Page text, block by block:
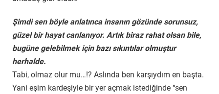
Şimdi sen böyle anlatınca insanın gözünde sorunsuz,
güzel bir hayat canlanıyor. Artık biraz rahat olsan bile,
bugüne gelebilmek için bazı sıkıntılar olmuştur
herhalde.
Tabi, olmaz olur mu…!? Aslında ben karşıydım en başta.
Yani eşim kardeşiyle bir yer açmak istediğinde “sen